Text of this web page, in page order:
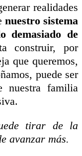
realidades
nuestro sistema
demasiado de
construir, por
que queremos,
puede ser
nuestra familia
tirar de la
avanzar más.